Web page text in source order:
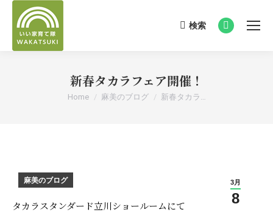
Search:
検索
Facebook
新春タカラフェア開催！
You are here:
Home 麻美のブログ 新春タカラ…
3月
8
麻美のブログ
タカラスタンダード立川ショールームにて